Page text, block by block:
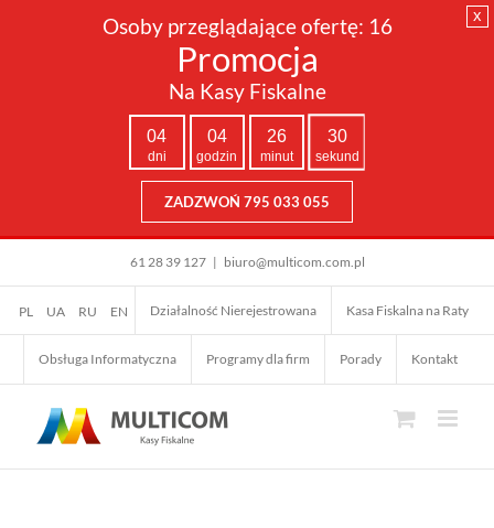
61 28 39 127 | biuro@multicom.com.pl
PL UA RU EN Działalność Nierejestrowana Kasa Fiskalna na Raty
Obsługa Informatyczna Programy dla firm Porady Kontakt
Osoby przeglądające ofertę: 16
Promocja
Na Kasy Fiskalne
04
dni
04
godzin
26
minut
29
sekund
ZADZWOŃ 795 033 055
x